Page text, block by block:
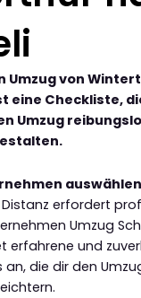
Umzug von
eine Checkliste,
Umzug
erfordert
Umzug
erfahrene und
an, die dir den